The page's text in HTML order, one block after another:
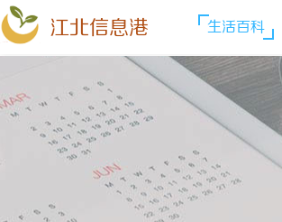
江北信息港 生活百科